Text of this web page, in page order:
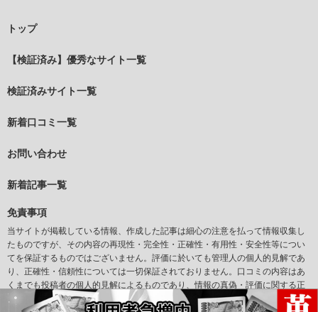
トップ
【検証済み】優秀なサイト一覧
検証済みサイト一覧
新着口コミ一覧
お問い合わせ
新着記事一覧
免責事項
当サイトが掲載している情報、作成した記事は細心の注意を払って情報収集し
たものですが、その内容の再現性・完全性・正確性・有用性・安全性等につい
てを保証するものではございません。評価に於いても管理人の個人的見解であ
り、正確性・信頼性については一切保証されておりません。口コミの内容はあ
くまでも投稿者の個人的見解によるものであり、情報の真偽・評価に関する正
確性については一切保証されておりません。また当サイトからリンクされてい